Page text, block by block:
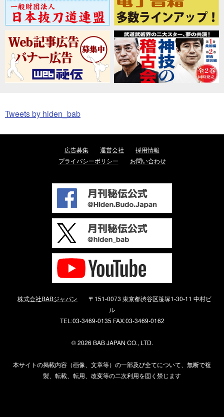
Tweets by hiden_bab
広告募集 運営会社
採用情報
プライバシーポリシー
お問い合わせ
株式会社BABジャパン
〒151-0073 東京都渋谷区笹塚1-30-11 中村ビ
ル
TEL:03-3469-0135 FAX:03-3469-0162
©2026 BAB JAPAN CO., LTD.
本サイトの掲載内容（画像、文章等）の一部及び全てについて、無断で複
製、転載、転用、改変等の二次利用を固く禁じます